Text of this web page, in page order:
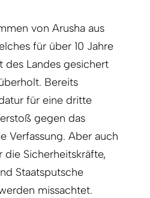
von Arusha aus
für über 10 Jahre
des Landes gesichert
Bereits
für eine dritte
gegen das
Verfassung. Aber auch
die Sicherheitskräfte,
Staatsputsche
missachtet.